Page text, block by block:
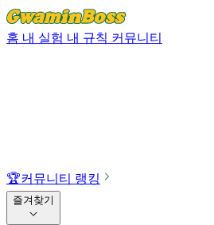
홈 내 실험 내 규칙 커뮤니티
🏆커뮤니티 랭킹
즐겨찾기